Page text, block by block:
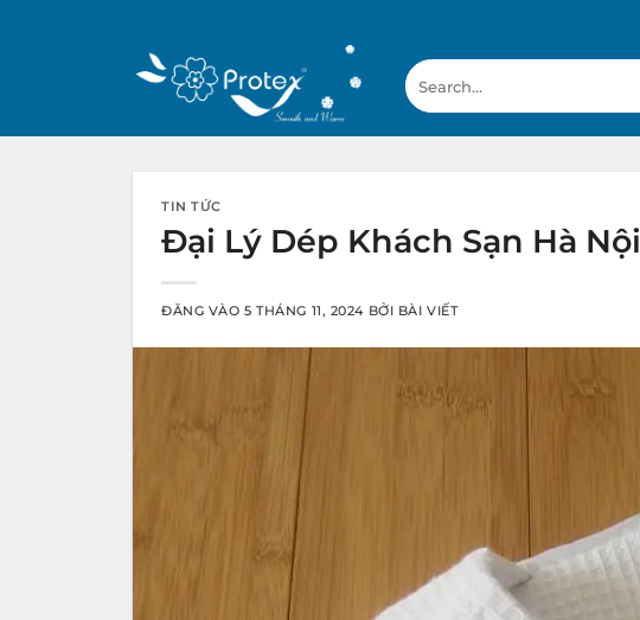
Search
for:
TIN TỨC
Đại Lý Dép Khách Sạn Hà Nội
ĐĂNG VÀO5 THÁNG 11, 2024 BỞI BÀI VIẾT